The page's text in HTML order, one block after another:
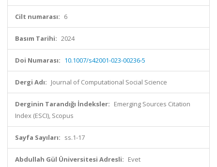
Cilt numarası: 6
Basım Tarihi: 2024
Doi Numarası: 10.1007/s42001-023-00236-5
Dergi Adı: Journal of Computational Social Science
Derginin Tarandığı İndeksler: Emerging Sources Citation
Index (ESCI), Scopus
Sayfa Sayıları: ss.1-17
Abdullah Gül Üniversitesi Adresli: Evet